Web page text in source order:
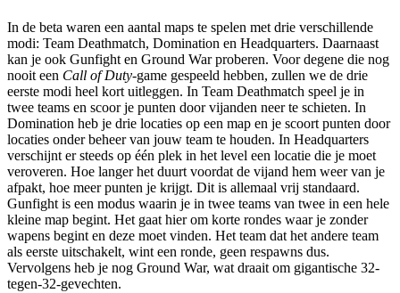
In de beta waren een aantal maps te spelen met drie verschillende
modi: Team Deathmatch, Domination en Headquarters. Daarnaast
kan je ook Gunfight en Ground War proberen. Voor degene die nog
nooit een Call of Duty-game gespeeld hebben, zullen we de drie
eerste modi heel kort uitleggen. In Team Deathmatch speel je in
twee teams en scoor je punten door vijanden neer te schieten. In
Domination heb je drie locaties op een map en je scoort punten door
locaties onder beheer van jouw team te houden. In Headquarters
verschijnt er steeds op één plek in het level een locatie die je moet
veroveren. Hoe langer het duurt voordat de vijand hem weer van je
afpakt, hoe meer punten je krijgt. Dit is allemaal vrij standaard.
Gunfight is een modus waarin je in twee teams van twee in een hele
kleine map begint. Het gaat hier om korte rondes waar je zonder
wapens begint en deze moet vinden. Het team dat het andere team
als eerste uitschakelt, wint een ronde, geen respawns dus.
Vervolgens heb je nog Ground War, wat draait om gigantische 32-
tegen-32-gevechten.